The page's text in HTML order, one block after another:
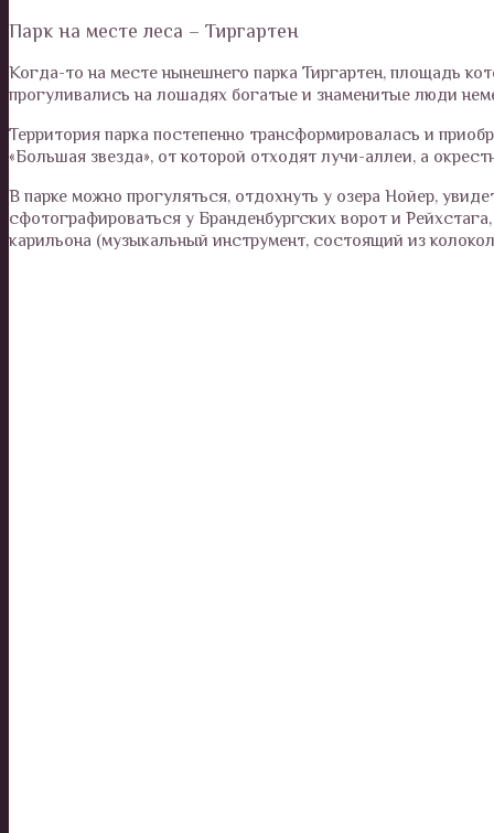
Парк на месте леса – Тиргартен
Когда-то на месте нынешнего парка Тиргартен, площадь
прогуливались на лошадях богатые и знаменитые люди
Территория парка постепенно трансформировалась и
«Большая звезда», от которой отходят лучи-аллеи, а
В парке можно прогуляться, отдохнуть у озера Нойер,
сфотографироваться у Бранденбургских ворот и
карильона (музыкальный инструмент, состоящий из